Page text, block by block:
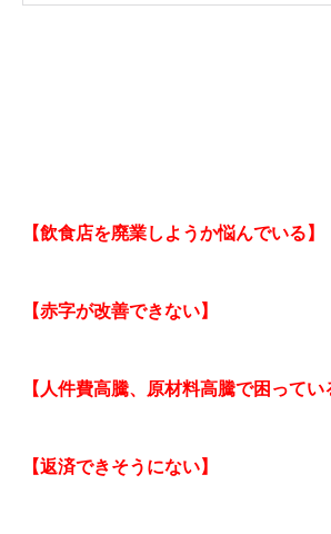
【飲食店を廃業しようか悩んでいる】
【赤字が改善できない】
【人件費高騰、原材料高騰で困ってい
【返済できそうにない】